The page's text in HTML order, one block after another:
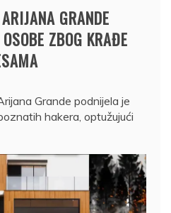
GRANDE
ZBOG KRAĐE
Grande podnijela je
hakera, optužujući